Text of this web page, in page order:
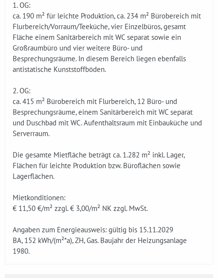
1. OG:
ca. 190 m² für leichte Produktion, ca. 234 m² Bürobereich mit
Flurbereich/Vorraum/Teeküche, vier Einzelbüros, gesamt
Fläche einem Sanitärbereich mit WC separat sowie ein
Großraumbüro und vier weitere Büro- und
Besprechungsräume. In diesem Bereich liegen ebenfalls
antistatische Kunststoffböden.
2. OG:
ca. 415 m² Bürobereich mit Flurbereich, 12 Büro- und
Besprechungsräume, einem Sanitärbereich mit WC separat
und Duschbad mit WC. Aufenthaltsraum mit Einbauküche und
Serverraum.
Die gesamte Mietfläche beträgt ca. 1.282 m² inkl. Lager,
Flächen für leichte Produktion bzw. Büroflächen sowie
Lagerflächen.
Mietkonditionen:
€ 11,50 €/m² zzgl. € 3,00/m² NK zzgl. MwSt.
Angaben zum Energieausweis: gültig bis 15.11.2029
BA, 152 kWh/(m²*a), ZH, Gas. Baujahr der Heizungsanlage
1980.